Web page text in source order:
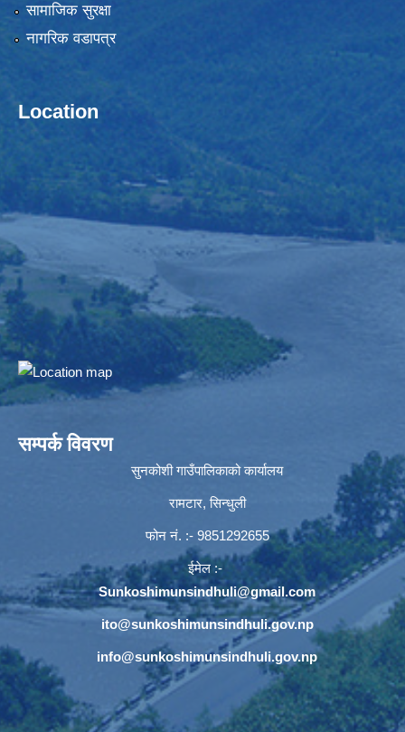
सामाजिक सुरक्षा
नागरिक वडापत्र
Location
सम्पर्क विवरण
सुनकोशी गाउँपालिकाको कार्यालय
रामटार, सिन्धुली
फोन नं‍. :- 9851292655
ईमेल :-
Sunkoshimunsindhuli@gmail.com
ito@sunkoshimunsindhuli.gov.np
info@sunkoshimunsindhuli.gov.np